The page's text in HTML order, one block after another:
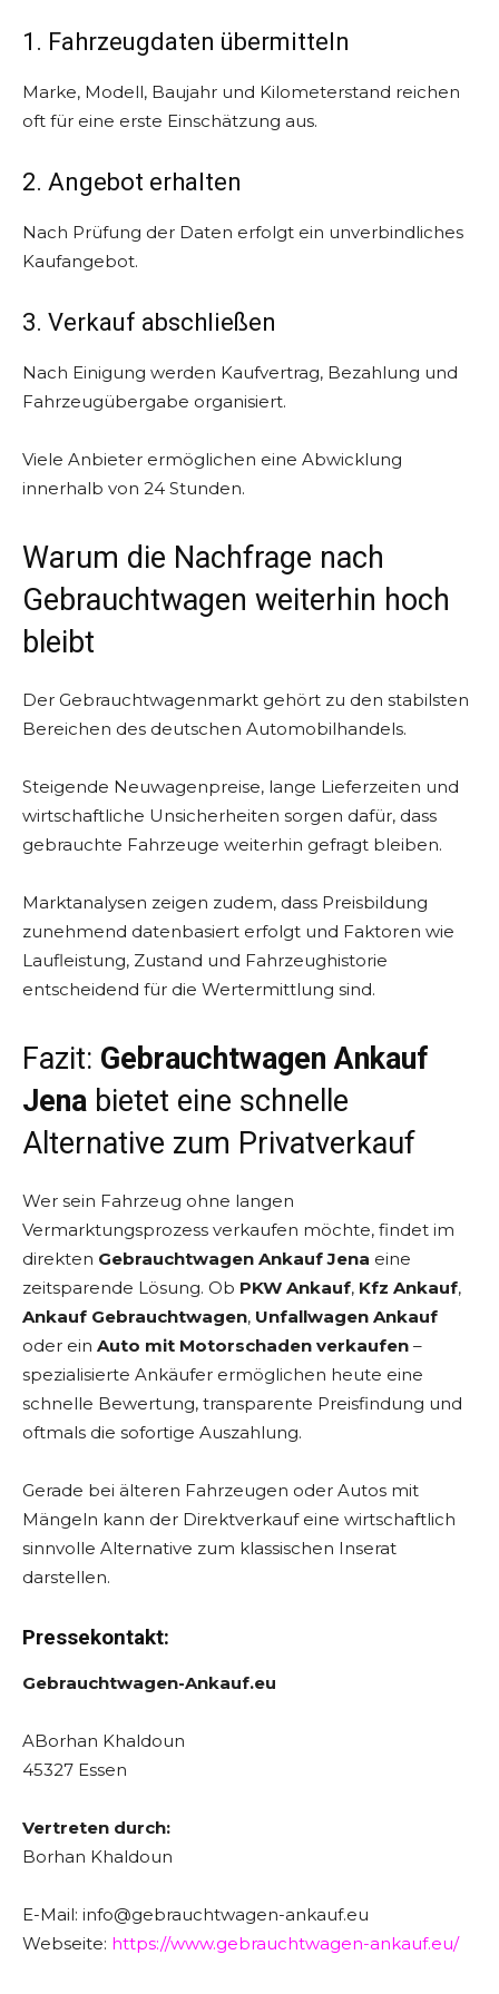
1. Fahrzeugdaten übermitteln
Marke, Modell, Baujahr und Kilometerstand reichen
oft für eine erste Einschätzung aus.
2. Angebot erhalten
Nach Prüfung der Daten erfolgt ein unverbindliches
Kaufangebot.
3. Verkauf abschließen
Nach Einigung werden Kaufvertrag, Bezahlung und
Fahrzeugübergabe organisiert.
Viele Anbieter ermöglichen eine Abwicklung
innerhalb von 24 Stunden.
Warum die Nachfrage nach
Gebrauchtwagen weiterhin hoch
bleibt
Der Gebrauchtwagenmarkt gehört zu den stabilsten
Bereichen des deutschen Automobilhandels.
Steigende Neuwagenpreise, lange Lieferzeiten und
wirtschaftliche Unsicherheiten sorgen dafür, dass
gebrauchte Fahrzeuge weiterhin gefragt bleiben.
Marktanalysen zeigen zudem, dass Preisbildung
zunehmend datenbasiert erfolgt und Faktoren wie
Laufleistung, Zustand und Fahrzeughistorie
entscheidend für die Wertermittlung sind.
Fazit: Gebrauchtwagen Ankauf
Jena bietet eine schnelle
Alternative zum Privatverkauf
Wer sein Fahrzeug ohne langen
Vermarktungsprozess verkaufen möchte, findet im
direkten Gebrauchtwagen Ankauf Jena eine
zeitsparende Lösung. Ob PKW Ankauf, Kfz Ankauf,
Ankauf Gebrauchtwagen, Unfallwagen Ankauf
oder ein Auto mit Motorschaden verkaufen –
spezialisierte Ankäufer ermöglichen heute eine
schnelle Bewertung, transparente Preisfindung und
oftmals die sofortige Auszahlung.
Gerade bei älteren Fahrzeugen oder Autos mit
Mängeln kann der Direktverkauf eine wirtschaftlich
sinnvolle Alternative zum klassischen Inserat
darstellen.
Pressekontakt:
Gebrauchtwagen-Ankauf.eu
ABorhan Khaldoun
45327 Essen
Vertreten durch:
Borhan Khaldoun
E-Mail: info@gebrauchtwagen-ankauf.eu
Webseite: https://www.gebrauchtwagen-ankauf.eu/